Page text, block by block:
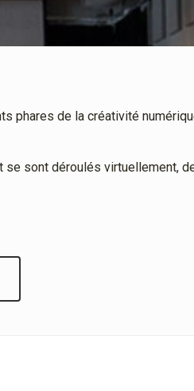
phares de la créativité
sont déroulés virtuellement,